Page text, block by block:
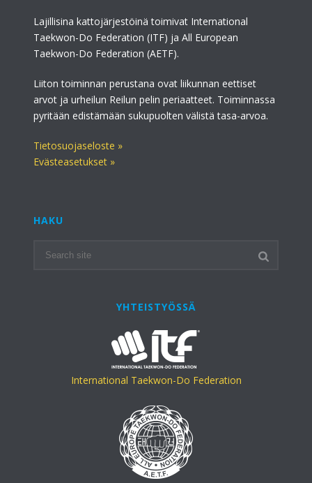
Lajillisina kattojärjestöinä toimivat International
Taekwon-Do Federation (ITF) ja All European
Taekwon-Do Federation (AETF).
Liiton toiminnan perustana ovat liikunnan eettiset
arvot ja urheilun Reilun pelin periaatteet. Toiminnassa
pyritään edistämään sukupuolten välistä tasa-arvoa.
Tietosuojaseloste »
Evästeasetukset »
HAKU
YHTEISTYÖSSÄ
International Taekwon-Do Federation